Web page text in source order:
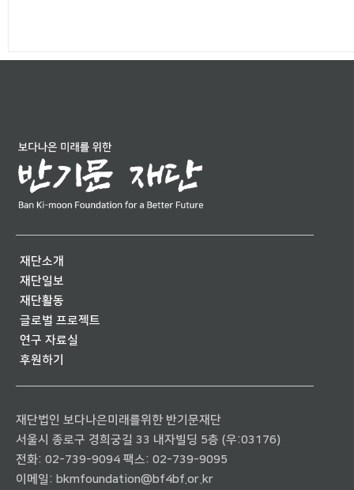
재단소개
재단일보
재단활동
글로벌 프로젝트
연구 자료실
후원하기
재단법인 보다나은미래를위한 반기문재단
서울시 종로구 경희궁길 33 내자빌딩 5층 (우:03176)
전화: 02-739-9094 팩스: 02-739-9095
이메일: bkmfoundation@bf4bf.or.kr